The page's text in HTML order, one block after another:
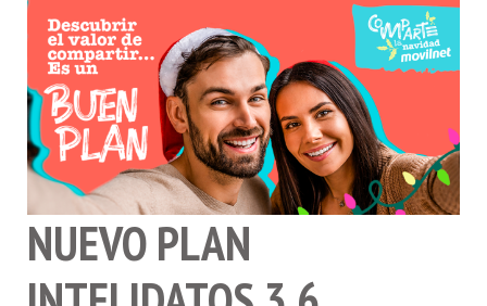
NUEVO PLAN
INTELIDATOS 3.6